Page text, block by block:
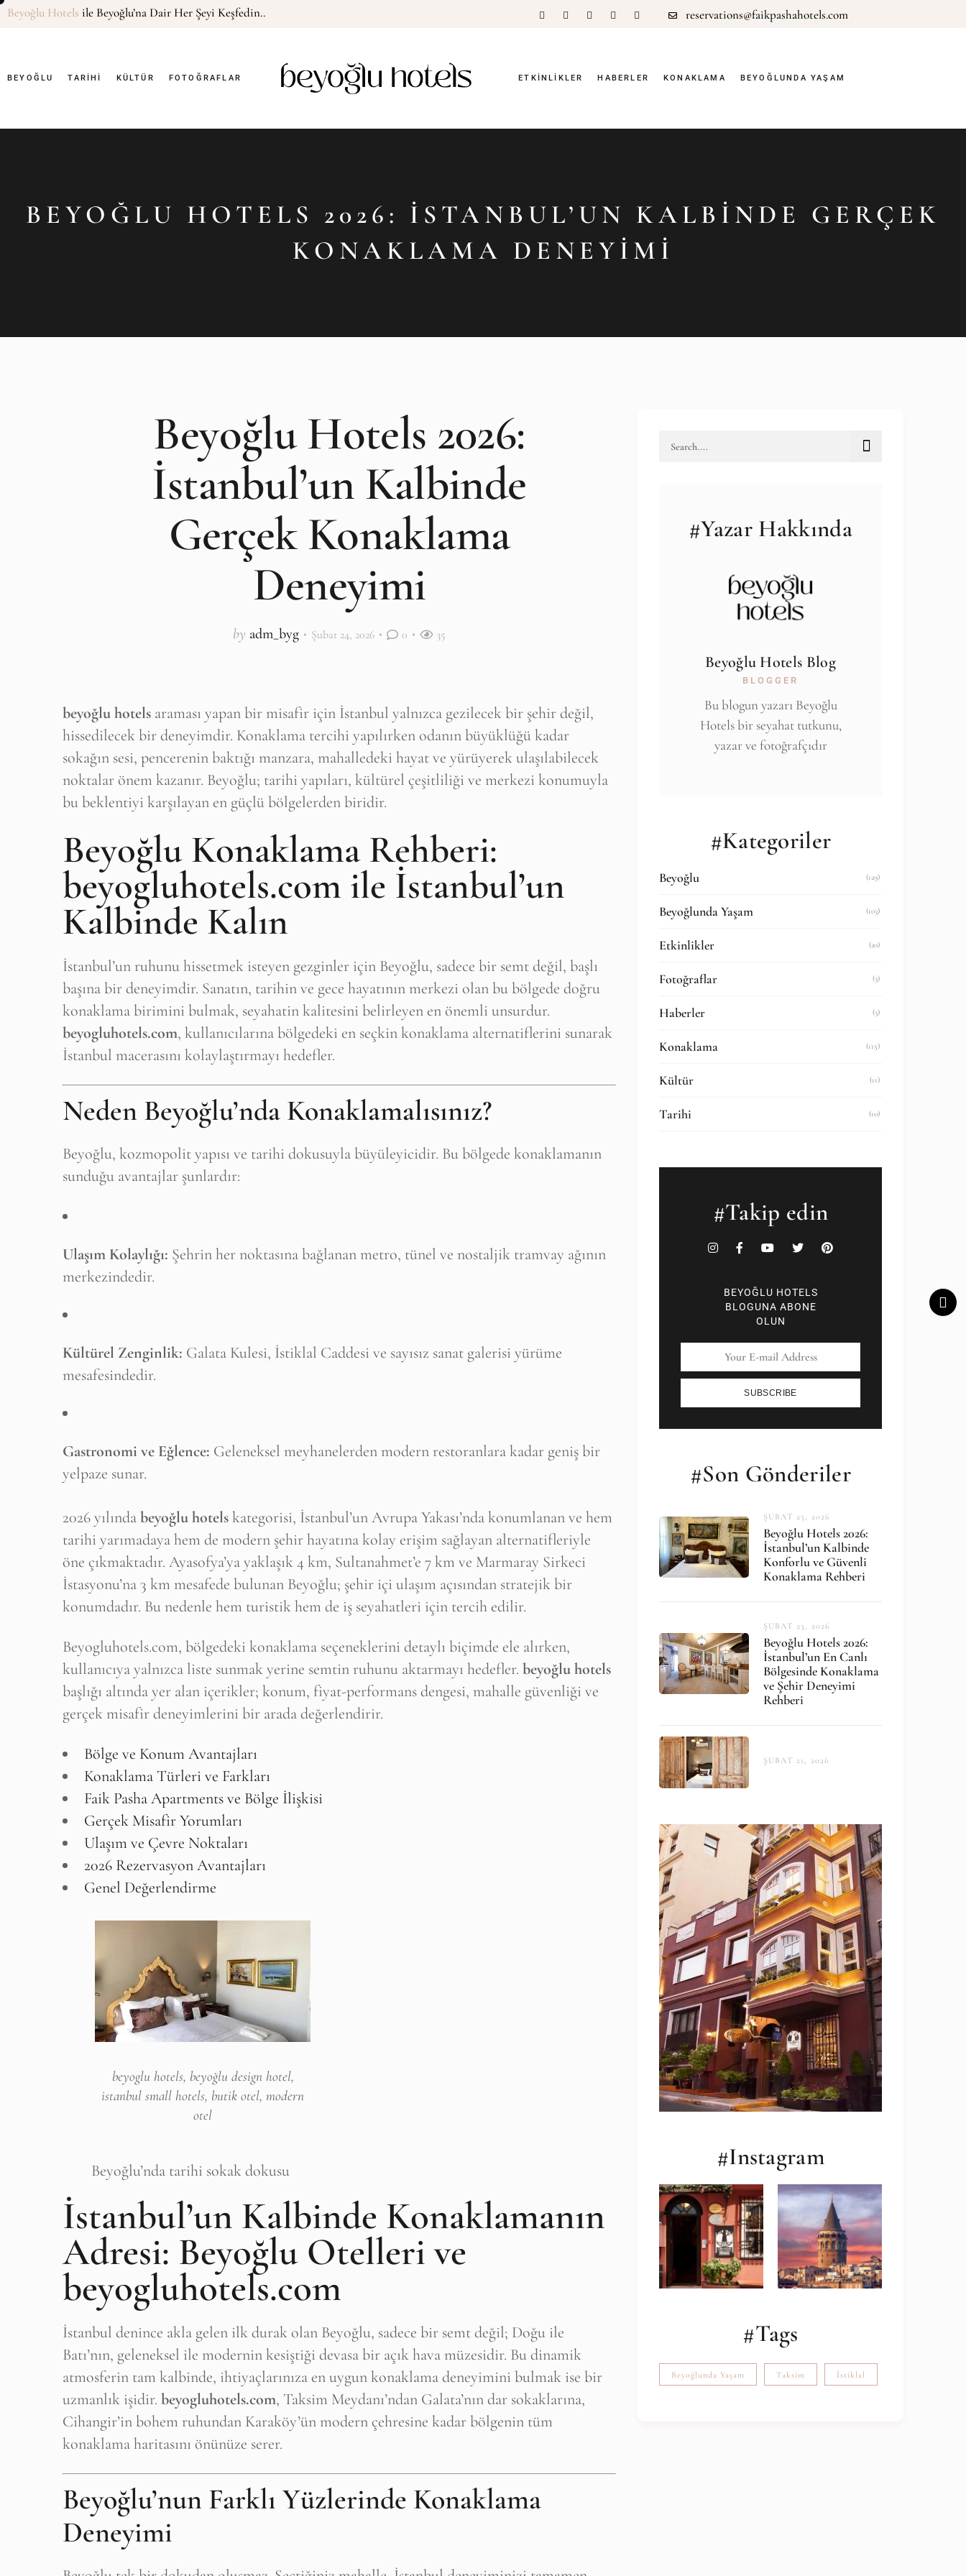
Beyoğlu Hotels ile Beyoğlu’na Dair Her Şeyi Keşfedin.. reservations@faikpashahotels.com
BEYOĞLU TARIHI KÜLTÜR FOTOĞRAFLAR ETKINLIKLER HABERLER KONAKLAMA BEYOĞLUNDA YAŞAM
BEYOĞLU HOTELS 2026: İSTANBUL’UN KALBINDE GERÇEK
KONAKLAMA DENEYIMI
Beyoğlu Hotels 2026:
İstanbul’un Kalbinde
Gerçek Konaklama
Deneyimi
by adm_byg Şubat 24, 2026 0 35
beyoğlu hotels araması yapan bir misafir için İstanbul yalnızca gezilecek bir şehir değil,
hissedilecek bir deneyimdir. Konaklama tercihi yapılırken odanın büyüklüğü kadar
sokağın sesi, pencerenin baktığı manzara, mahalledeki hayat ve yürüyerek ulaşılabilecek
noktalar önem kazanır. Beyoğlu; tarihi yapıları, kültürel çeşitliliği ve merkezi konumuyla
bu beklentiyi karşılayan en güçlü bölgelerden biridir.
Beyoğlu Konaklama Rehberi:
beyogluhotels.com ile İstanbul’un
Kalbinde Kalın
İstanbul’un ruhunu hissetmek isteyen gezginler için Beyoğlu, sadece bir semt değil, başlı
başına bir deneyimdir. Sanatın, tarihin ve gece hayatının merkezi olan bu bölgede doğru
konaklama birimini bulmak, seyahatin kalitesini belirleyen en önemli unsurdur.
beyogluhotels.com, kullanıcılarına bölgedeki en seçkin konaklama alternatiflerini sunarak
İstanbul macerasını kolaylaştırmayı hedefler.
Neden Beyoğlu’nda Konaklamalısınız?
Beyoğlu, kozmopolit yapısı ve tarihi dokusuyla büyüleyicidir. Bu bölgede konaklamanın
sunduğu avantajlar şunlardır:
Ulaşım Kolaylığı: Şehrin her noktasına bağlanan metro, tünel ve nostaljik tramvay ağının
merkezindedir.
Kültürel Zenginlik: Galata Kulesi, İstiklal Caddesi ve sayısız sanat galerisi yürüme
mesafesindedir.
Gastronomi ve Eğlence: Geleneksel meyhanelerden modern restoranlara kadar geniş bir
yelpaze sunar.
2026 yılındabeyoğlu hotelskategorisi, İstanbul’un Avrupa Yakası’nda konumlanan ve hem
tarihi yarımadaya hem de modern şehir hayatına kolay erişim sağlayan alternatifleriyle
öne çıkmaktadır. Ayasofya’ya yaklaşık 4 km, Sultanahmet’e 7 km ve Marmaray Sirkeci
İstasyonu’na 3 km mesafede bulunan Beyoğlu; şehir içi ulaşım açısından stratejik bir
konumdadır. Bu nedenle hem turistik hem de iş seyahatleri için tercih edilir.
Beyogluhotels.com, bölgedeki konaklama seçeneklerini detaylı biçimde ele alırken,
kullanıcıya yalnızca liste sunmak yerine semtin ruhunu aktarmayı hedefler. beyoğlu hotels
başlığı altında yer alan içerikler; konum, fiyat-performans dengesi, mahalle güvenliği ve
gerçek misafir deneyimlerini bir arada değerlendirir.
Bölge ve Konum Avantajları
Konaklama Türleri ve Farkları
Faik Pasha Apartments ve Bölge İlişkisi
Gerçek Misafir Yorumları
Ulaşım ve Çevre Noktaları
2026 Rezervasyon Avantajları
Genel Değerlendirme
beyoglu hotels, beyoğlu design hotel,
istanbul small hotels, butik otel, modern
otel
Beyoğlu’nda tarihi sokak dokusu
İstanbul’un Kalbinde Konaklamanın
Adresi: Beyoğlu Otelleri ve
beyogluhotels.com
İstanbul denince akla gelen ilk durak olan Beyoğlu, sadece bir semt değil; Doğu ile
Batı’nın, geleneksel ile modernin kesiştiği devasa bir açık hava müzesidir. Bu dinamik
atmosferin tam kalbinde, ihtiyaçlarınıza en uygun konaklama deneyimini bulmak ise bir
uzmanlık işidir. beyogluhotels.com, Taksim Meydanı’ndan Galata’nın dar sokaklarına,
Cihangir’in bohem ruhundan Karaköy’ün modern çehresine kadar bölgenin tüm
konaklama haritasını önünüze serer.
Beyoğlu’nun Farklı Yüzlerinde Konaklama
Deneyimi
#Yazar Hakkında
Beyoğlu Hotels Blog
BLOGGER
Bu blogun yazarı Beyoğlu
Hotels bir seyahat tutkunu,
yazar ve fotoğrafçıdır
#Kategoriler
Beyoğlu (129)
Beyoğlunda Yaşam (103)
Etkinlikler (20)
Fotoğraflar (3)
Haberler (3)
Konaklama (115)
Kültür (11)
Tarihi (10)
#Takip edin
BEYOĞLU HOTELS
BLOGUNA ABONE
OLUN
SUBSCRIBE
#Son Gönderiler
ŞUBAT 25, 2026
Beyoğlu Hotels 2026:
İstanbul’un Kalbinde
Konforlu ve Güvenli
Konaklama Rehberi
ŞUBAT 23, 2026
Beyoğlu Hotels 2026:
İstanbul’un En Canlı
Bölgesinde Konaklama
ve Şehir Deneyimi
Rehberi
ŞUBAT 21, 2026
#Instagram
#Tags
Beyoğlunda Yaşam Taksim İstiklal